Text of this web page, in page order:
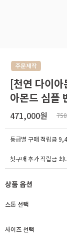
[천연 다이
아몬드 심플
471,000원
등급별 구매 적립금
첫구매 추가 적립금
상품 옵션
스톤 선택
사이즈 선택